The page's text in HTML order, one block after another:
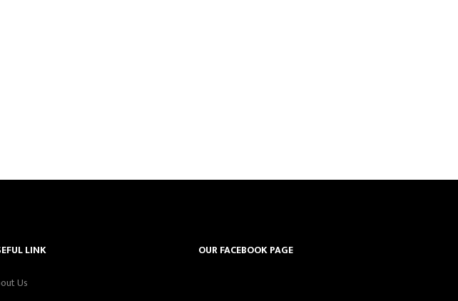
LINK
Us
OUR FACEBOOK PAGE